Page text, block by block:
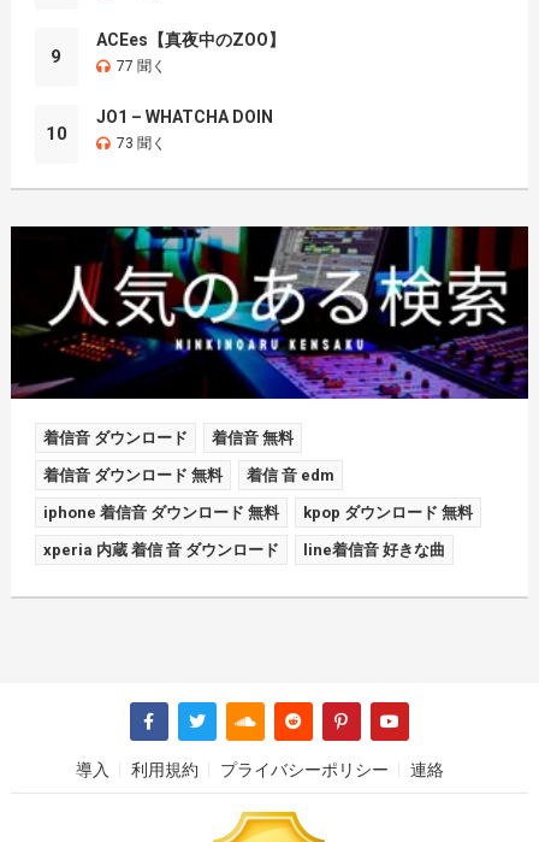
9
ACEes【真夜中のZOO】
77 聞く
10
JO1 – WHATCHA DOIN
73 聞く
着信音 ダウンロード 着信音 無料
着信音 ダウンロード 無料 着信 音 edm
iphone 着信音 ダウンロード 無料 kpop ダウンロード 無料
xperia 内蔵 着信 音 ダウンロード line着信音 好きな曲
導入 利用規約 プライバシーポリシー 連絡